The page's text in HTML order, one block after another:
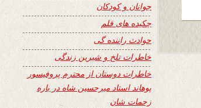
جوانان و کودکان
چکیده های قلم
حوادث راننده گی
خاطرات تلخ و شیرین زندگی
خاطرات دوستان از محترم پروفیسور
پوهاند استاد میرحسین شاه در باره
زحمات شان